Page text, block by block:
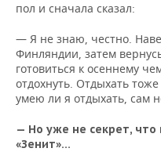
пол и сначала сказал:
— Я не знаю, честно.
Финляндии, затем
готовиться к осеннему
отдохнуть. Отдыхать
умею ли я отдыхать, сам
— Но уже не секрет, что
«Зенит»…